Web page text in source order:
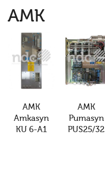
AMK
AMK
Amkasyn
KU 6-A1
AMK
Pumasyn
PUS25/32